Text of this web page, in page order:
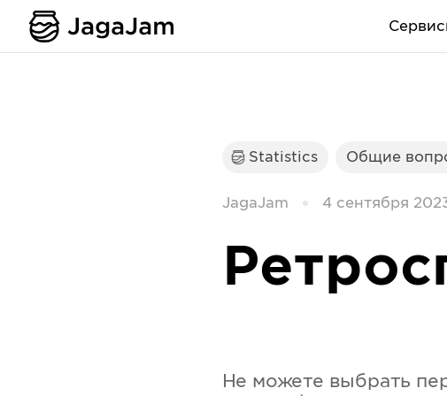
Statistics Общие
JagaJam 4 сентября
Не можете выбрать